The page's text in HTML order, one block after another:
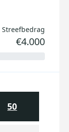
Streefbedrag
€4.000
50